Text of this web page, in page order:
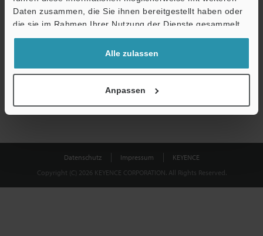
Daten zusammen, die Sie ihnen bereitgestellt haben oder
die sie im Rahmen Ihrer Nutzung der Dienste gesammelt
haben.
Alle zulassen
Anpassen
Download
Datenschutz ist uns wichtig - Ihre Daten werden niemals
Datenschutz
Datenschutz Impressum
KEYENCE
Copyright (C) 2026 KEYENCE CORPORATION. All Rights Reserved.